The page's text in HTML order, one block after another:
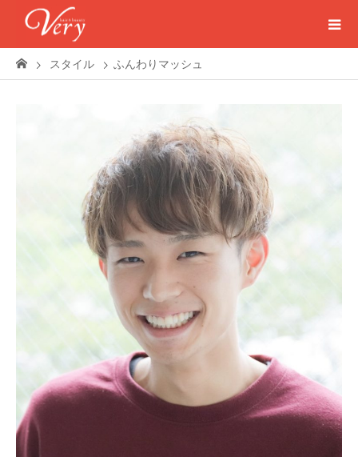
スタイル ふんわりマッシュ